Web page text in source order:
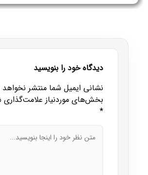
دیدگاه خود را بنویسید
نشانی ایمیل شما منتشر
بخش‌های موردنیاز علامت‌گذاری
*